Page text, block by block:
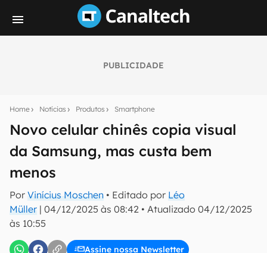
PUBLICIDADE
Home Notícias Produtos Smartphone
Novo celular chinês copia visual
da Samsung, mas custa bem
menos
Por Vinícius Moschen • Editado por Léo
Müller | 04/12/2025 às 08:42 • Atualizado 04/12/2025
às 10:55
Assine nossa Newsletter
notícias e reviews sobre tecnologia em primeira
E-mail
inscreva-se
Uso e Política de Privacidade do Canaltech.